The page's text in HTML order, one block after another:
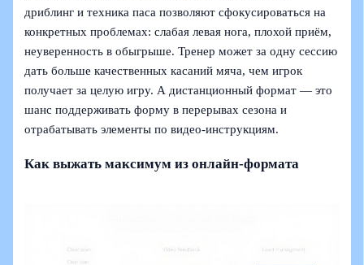
дриблинг и техника паса позволяют сфокусироваться на
конкретных проблемах: слабая левая нога, плохой приём,
неуверенность в обыгрыше. Тренер может за одну сессию
дать больше качественных касаний мяча, чем игрок
получает за целую игру. А дистанционный формат — это
шанс поддерживать форму в перерывах сезона и
отрабатывать элементы по видео‑инструкциям.
Как выжать максимум из онлайн‑формата